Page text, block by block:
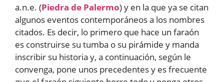
a.n.e. (Piedra de Palermo) y en la que ya se citan
algunos eventos contemporáneos a los nombres
citados. Es decir, lo primero que hace un faraón
es construirse su tumba o su pirámide y manda
inscribir su historia y, a continuación, según le
convenga, pone unos precedentes y es frecuente